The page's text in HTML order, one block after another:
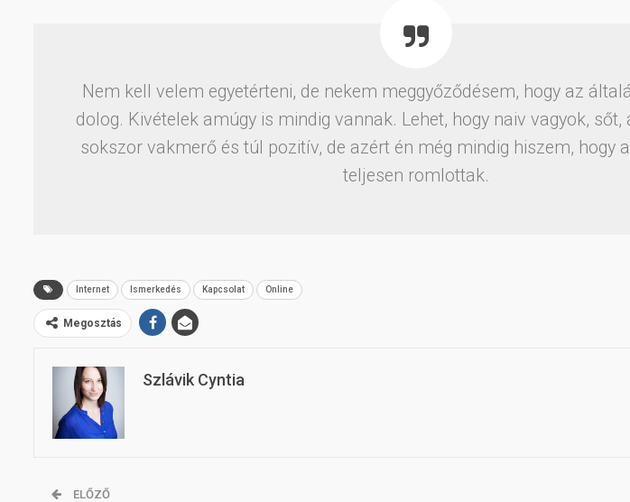
Nem kell velem egyetérteni, de nekem meggyőződésem, hogy az
dolog. Kivételek amúgy is mindig vannak. Lehet, hogy naiv vagyok,
sokszor vakmerő és túl pozitív, de azért én még mindig hiszem, hogy
teljesen romlottak.
Internet Ismerkedés Kapcsolat Online
Megosztás
Szlávik Cyntia
ELŐZŐ